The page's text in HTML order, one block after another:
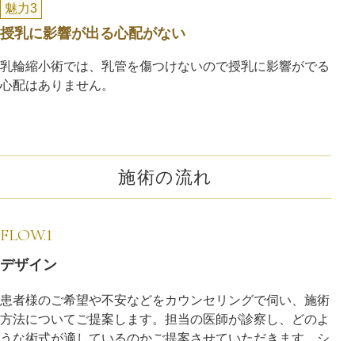
魅力3
授乳に影響が出る心配がない
乳輪縮小術では、乳管を傷つけないので授乳に影響がでる
心配はありません。
施術の流れ
FLOW.1
デザイン
患者様のご希望や不安などをカウンセリングで伺い、施術
方法についてご提案します。担当の医師が診察し、どのよ
うな術式が適しているのかご提案させていただきます。シ